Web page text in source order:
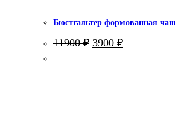
Бюстгальтер формованная
11900₽ Первоначальная
цена
3900 ₽Текущая
цена: